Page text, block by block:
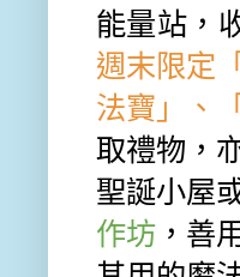
能量站，
週末限定
法寶」、
取禮物，
聖誕小屋
作坊 ， 善